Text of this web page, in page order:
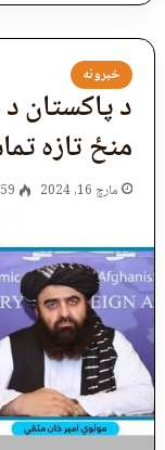
خبرونه
د پاکستان
منځ تازه
مارچ 16, 2024